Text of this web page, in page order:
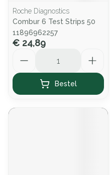
Roche Diagnostics
Combur 6 Test Strips 50
11896962257
€ 24,89
Bestel